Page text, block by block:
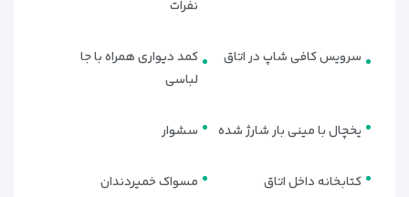
نفرات
سرویس کافی شاپ در اتاق
کمد دیواری همراه با جا
لباسی
یخچال با مینی بار شارژ شده سشوار
کتابخانه داخل اتاق مسواک خمیردندان